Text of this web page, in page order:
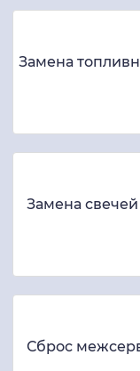
Замена
Замена
Сброс